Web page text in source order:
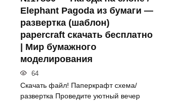
Elephant Pagoda из бумаги —
развертка (шаблон)
papercraft скачать бесплатно
| Мир бумажного
моделирования
64
Скачать файл! Паперкрафт схема/
развертка Проведите уютный вечер